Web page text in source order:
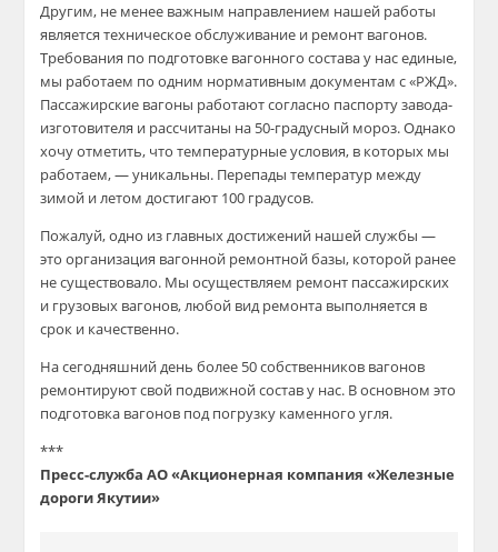
Другим, не менее важным направлением нашей работы
является техническое обслуживание и ремонт вагонов.
Требования по подготовке вагонного состава у нас единые,
мы работаем по одним нормативным документам с «РЖД».
Пассажирские вагоны работают согласно паспорту завода-
изготовителя и рассчитаны на 50-градусный мороз. Однако
хочуотметить, что температурные условия, в которых мы
работаем, — уникальны. Перепады температур между
зимой и летом достигают 100 градусов.
Пожалуй, одно из главных достижений нашей службы —
это организация вагонной ремонтной базы, которой ранее
не существовало. Мы осуществляем ремонт пассажирских
и грузовых вагонов, любой вид ремонта выполняется в
срок и качественно.
На сегодняшний день более 50 собственников вагонов
ремонтируют свой подвижной состав у нас. Восновном это
подготовка вагонов под погрузку каменного угля.
***
Пресс-служба АО «Акционерная компания «Железные
дороги Якутии»